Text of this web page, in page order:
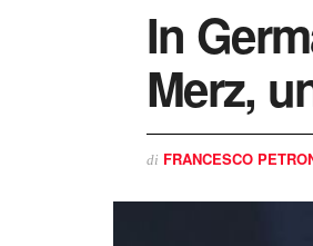
In
Merz,
di FRANCESCO